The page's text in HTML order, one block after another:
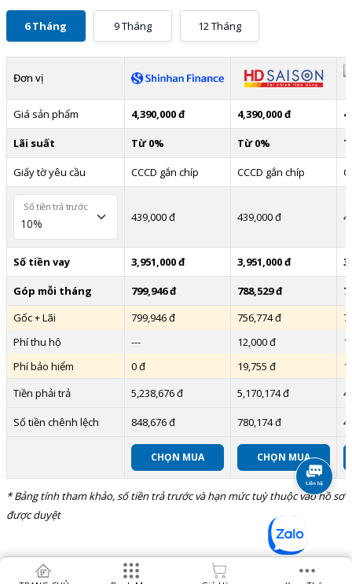
6 Tháng 9 Tháng 12 Tháng
Đơn vị
Giá sản phẩm 4,390,000 đ 4,390,000 đ
Lãi suất Từ 0% Từ 0%
Giấy tờ yêu cầu CCCD gắn chíp CCCD gắn chíp
Số tiền trả trước
439,000 đ 439,000 đ
Số tiền vay 3,951,000 đ 3,951,000 đ
Góp mỗi tháng 799,946 đ 788,529 đ
Gốc + Lãi
799,946 đ 756,774 đ
Phí thu hộ
--- 12,000 đ
Phí bảo hiểm
0 đ 19,755 đ
Tiền phải trả
5,238,676 đ 5,170,174 đ
Số tiền chênh lệch 848,676 đ 780,174 đ
CHỌN MUA CHỌN MUA
* Bảng tính tham khảo, số tiền trả trước và hạn mức tuỳ thuộc vào hồ sơ
được duyệt